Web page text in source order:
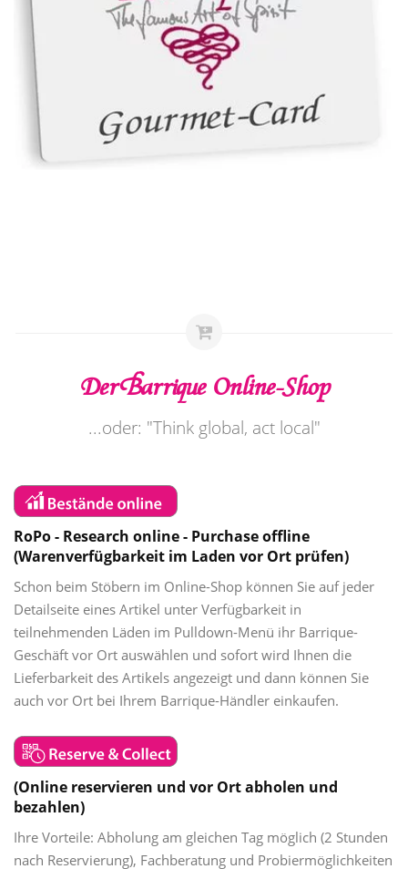
Der Barrique Online-Shop
...oder: "Think global, act local"
RoPo - Research online - Purchase offline
(Warenverfügbarkeit im Laden vor Ort prüfen)
Schon beim Stöbern im Online-Shop können Sie auf jeder
Detailseite eines Artikel unter Verfügbarkeit in
teilnehmenden Läden im Pulldown-Menü ihr Barrique-
Geschäft vor Ort auswählen und sofort wird Ihnen die
Lieferbarkeit des Artikels angezeigt und dann können Sie
auch vor Ort bei Ihrem Barrique-Händler einkaufen.
(Online reservieren und vor Ort abholen und
bezahlen)
Ihre Vorteile: Abholung am gleichen Tag möglich (2 Stunden
nach Reservierung), Fachberatung und Probiermöglichkeiten